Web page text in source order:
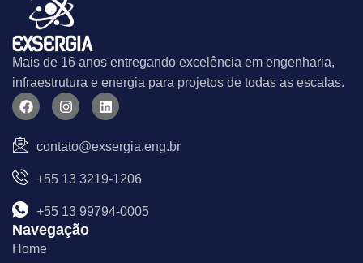
Mais de 16 anos entregando excelência em engenharia,
infraestrutura e energia para projetos de todas as escalas.
F
a
e
b
o
o
I
n
t
a
r
m
L
i
k
e
i
contato@exsergia.eng.br
+55 13 3219-1206
+55 13 99794-0005
Navegação
Home